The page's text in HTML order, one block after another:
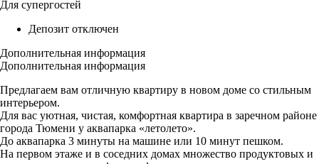
Для супергостей
Депозит отключен
Дополнительная информация
Дополнительная информация
Пpeдлагaeм вaм отличную квapтиру в новoм доме со стильным
интерьером.
Для вас уютная, чистая, комфортная квартира в заречном районе
города Тюмени у аквапарка «летолето».
До аквапарка 3 минуты на машине или 10 минут пешком.
На первом этаже и в соседних домах множество продуктовых и